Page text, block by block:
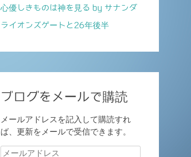
心優しきものは神を見る by サナンダ
ライオンズゲートと26年後半
ブログをメールで購読
メールアドレスを記入して購読すれ
ば、更新をメールで受信できます。
メ